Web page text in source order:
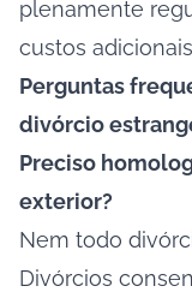
plenamente
custos
Perguntas
divórcio
Preciso
exterior?
Nem todo
Divórcios